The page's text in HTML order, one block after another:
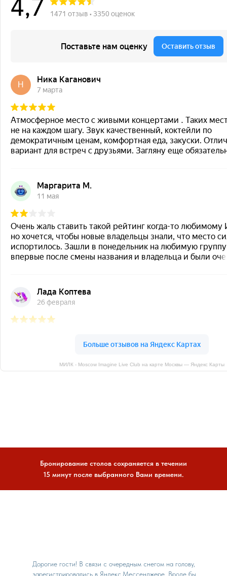
МИЛК - Moscow Imagine Live Club на карте Москвы — Яндекс Карты
Бронирование столов сохраняется в течении
15 минут после выбранного Вами времени.
Дорогие гости! В связи с очередным снегом на голову,
зарегистрировались в Яндекс.Мессенджере. Вроде бы